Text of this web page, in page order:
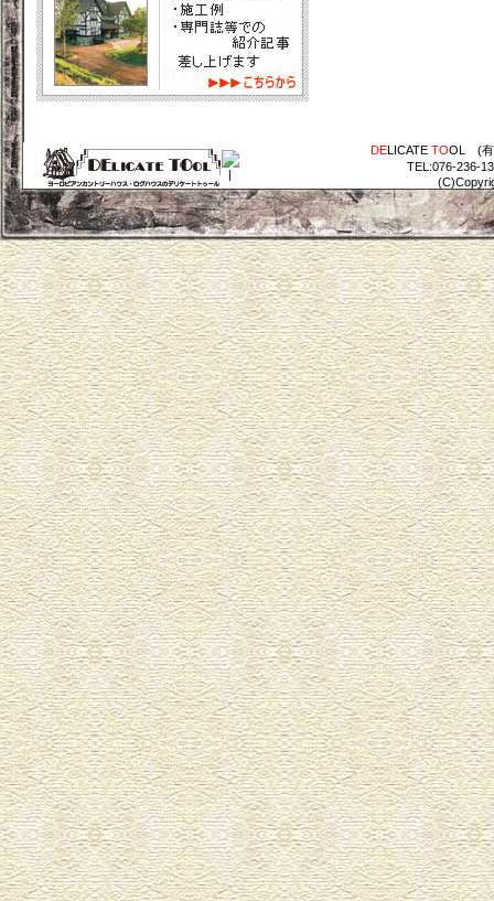
DELICATE TOOL (有
TEL:076-236-